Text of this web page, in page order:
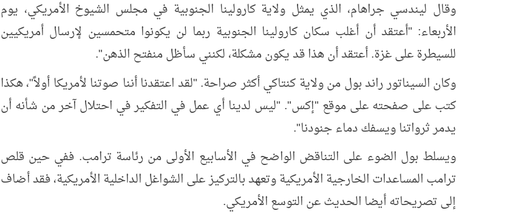
وقال ليندسي جراهام، الذي يمثل ولاية كارولينا الجنوبية في مجلس الشيوخ الأمريكي، يوم
الأربعاء: "أعتقد أن أغلب سكان كارولينا الجنوبية ربما لن يكونوا متحمسين لإرسال أمريكيين
للسيطرة على غزة. أعتقد أن هذا قد يكون مشكلة، لكنني سأظل منفتح الذهن".
وكان السيناتور راند بول من ولاية كنتاكي أكثر صراحة. "لقد اعتقدنا أننا صوتنا لأمريكا أولاً"، هكذا
كتب على صفحته على موقع "إكس". "ليس لدينا أي عمل في التفكير في احتلال آخر من شأنه أن
يدمر ثرواتنا ويسفك دماء جنودنا".
ويسلط بول الضوء على التناقض الواضح في الأسابيع الأولى من رئاسة ترامب. ففي حين قلص
ترامب المساعدات الخارجية الأمريكية وتعهد بالتركيز على الشواغل الداخلية الأمريكية، فقد أضاف
إلى تصريحاته أيضا الحديث عن التوسع الأمريكي.